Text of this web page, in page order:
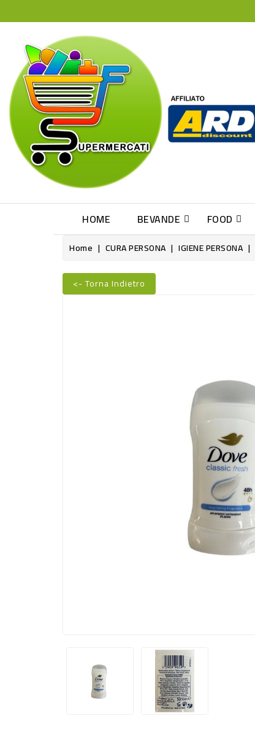
HOME BEVANDE FOOD
Home CURA PERSONA IGIENE PERSONA
<- Torna Indietro